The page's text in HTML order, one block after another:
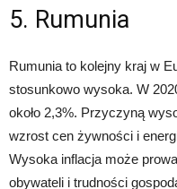
5. Rumunia
Rumunia to kolejny kraj w
stosunkowo wysoka. W
około 2,3%. Przyczyną
wzrost cen żywności i
Wysoka inflacja może
obywateli i trudności